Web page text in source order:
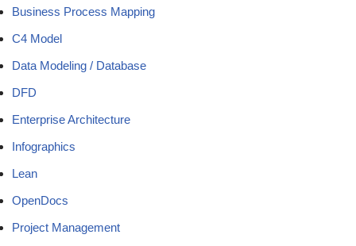
Business Process Mapping
C4 Model
Data Modeling / Database
DFD
Enterprise Architecture
Infographics
Lean
OpenDocs
Project Management